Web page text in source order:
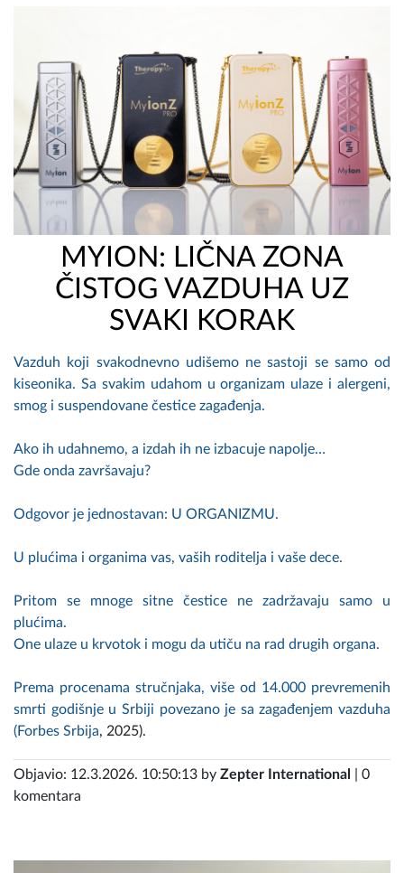
MYION: LIČNA ZONA
ČISTOG VAZDUHA UZ
SVAKI KORAK
Vazduh koji svakodnevno udišemo ne sastoji se samo od
kiseonika. Sa svakim udahom u organizam ulaze i alergeni,
smog i suspendovane čestice zagađenja.
Ako ih udahnemo, a izdah ih ne izbacuje napolje…
Gde onda završavaju?
Odgovor je jednostavan: U ORGANIZMU.
U plućima i organima vas, vaših roditelja i vaše dece.
Pritom se mnoge sitne čestice ne zadržavaju samo u
plućima.
One ulaze u krvotok i mogu da utiču na rad drugih organa.
Prema procenama stručnjaka, više od 14.000 prevremenih
smrti godišnje u Srbiji povezano je sa zagađenjem vazduha
(Forbes Srbija, 2025).
Objavio: 12.3.2026. 10:50:13 by Zepter International
| 0
komentara